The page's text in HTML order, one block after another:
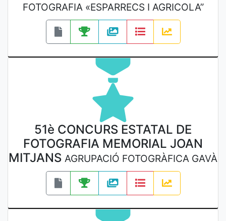
FOTOGRAFIA «ESPARRECS I AGRICOLA”
51è CONCURS ESTATAL DE
FOTOGRAFIA MEMORIAL JOAN
MITJANS AGRUPACIÓ FOTOGRÀFICA GAVÀ